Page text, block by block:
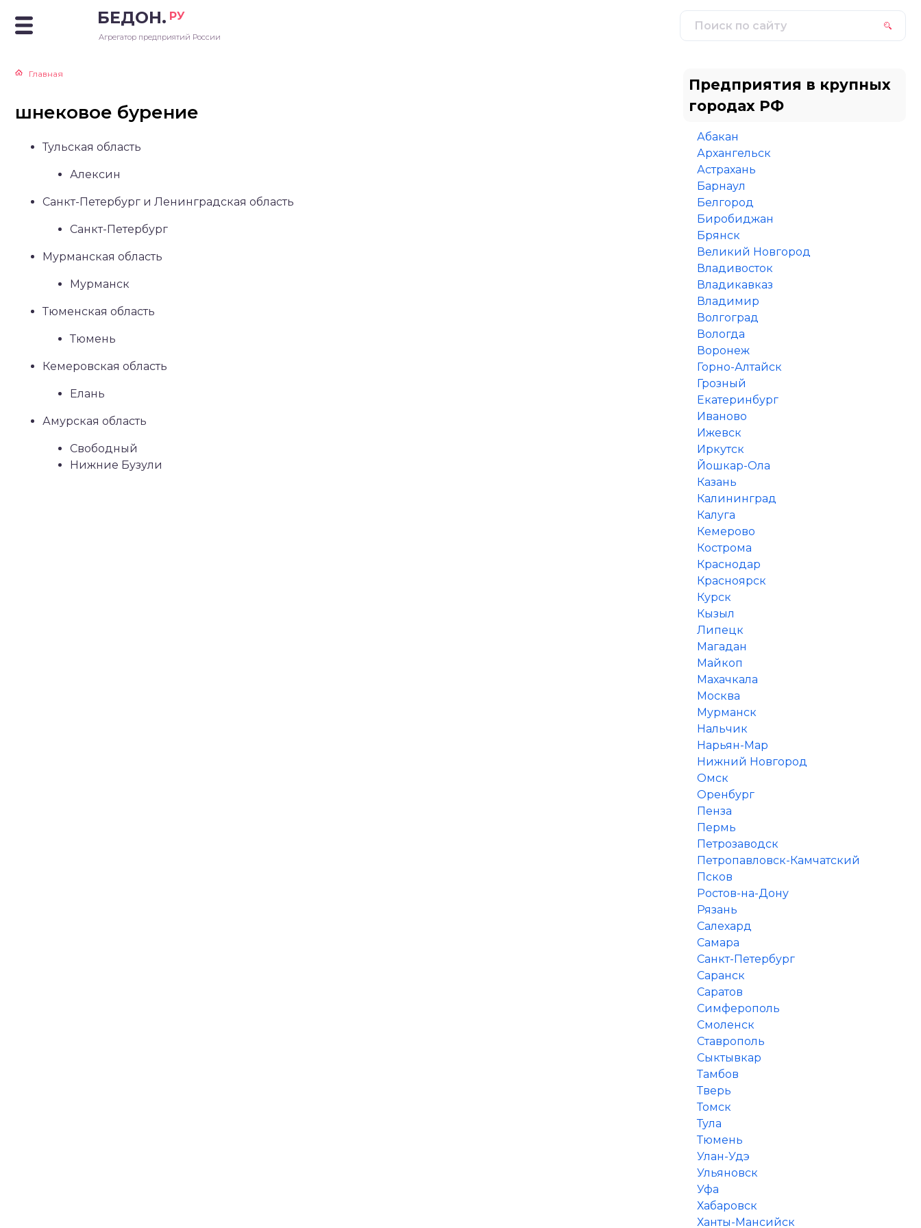
БЕДОН. РУ
Агрегатор предприятий России
Главная
шнековое бурение
Тульская область
Алексин
Санкт-Петербург и Ленинградская область
Санкт-Петербург
Мурманская область
Мурманск
Тюменская область
Тюмень
Кемеровская область
Елань
Амурская область
Свободный
Нижние Бузули
Предприятия в крупных
городах РФ
Абакан
Архангельск
Астрахань
Барнаул
Белгород
Биробиджан
Брянск
Великий Новгород
Владивосток
Владикавказ
Владимир
Волгоград
Вологда
Воронеж
Горно-Алтайск
Грозный
Екатеринбург
Иваново
Ижевск
Иркутск
Йошкар-Ола
Казань
Калининград
Калуга
Кемерово
Кострома
Краснодар
Красноярск
Курск
Кызыл
Липецк
Магадан
Майкоп
Махачкала
Москва
Мурманск
Нальчик
Нарьян-Мар
Нижний Новгород
Омск
Оренбург
Пенза
Пермь
Петрозаводск
Петропавловск-Камчатский
Псков
Ростов-на-Дону
Рязань
Салехард
Самара
Санкт-Петербург
Саранск
Саратов
Симферополь
Смоленск
Ставрополь
Сыктывкар
Тамбов
Тверь
Томск
Тула
Тюмень
Улан-Удэ
Ульяновск
Уфа
Хабаровск
Ханты-Мансийск